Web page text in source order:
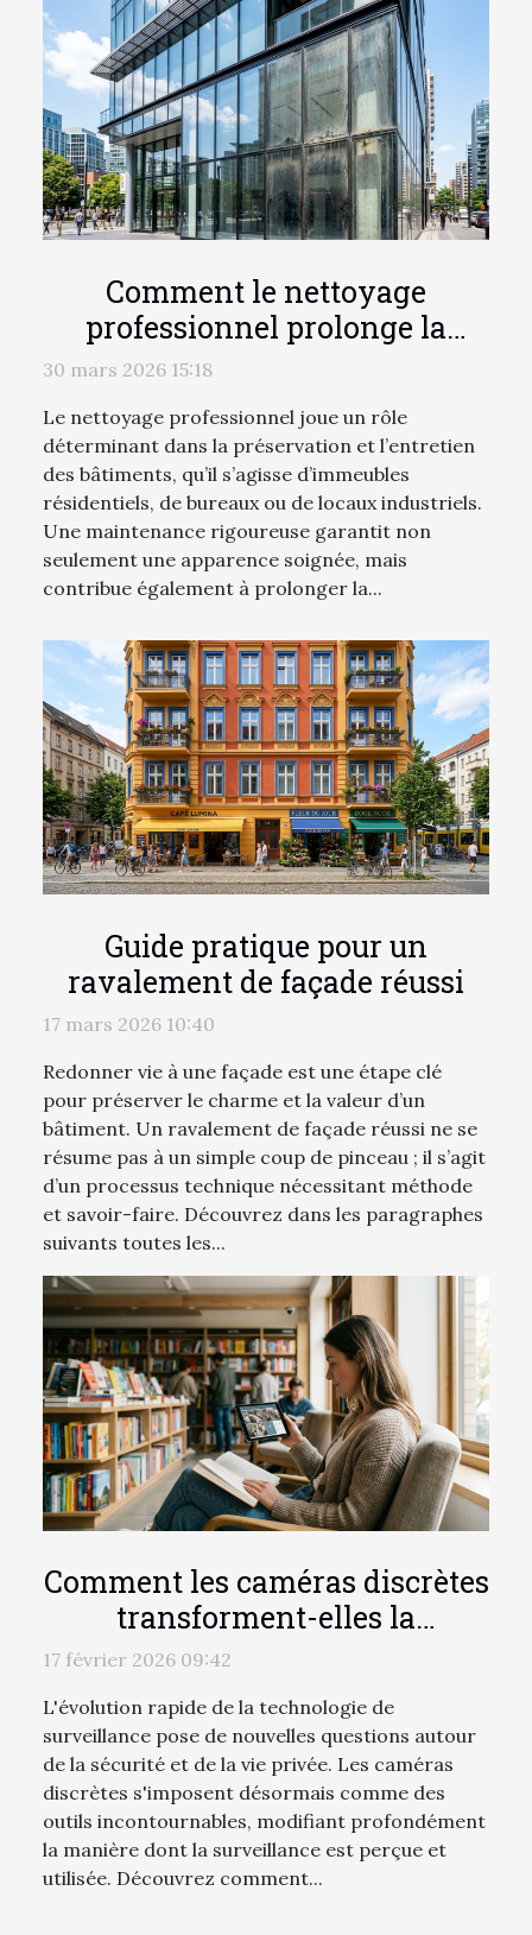
Comment le nettoyage
professionnel prolonge la
durée de vie des bâtiments ?
30 mars 2026 15:18
Le nettoyage professionnel joue un rôle
déterminant dans la préservation et l’entretien
des bâtiments, qu’il s’agisse d’immeubles
résidentiels, de bureaux ou de locaux industriels.
Une maintenance rigoureuse garantit non
seulement une apparence soignée, mais
contribue également à prolonger la...
Guide pratique pour un
ravalement de façade réussi
17 mars 2026 10:40
Redonner vie à une façade est une étape clé
pour préserver le charme et la valeur d’un
bâtiment. Un ravalement de façade réussi ne se
résume pas à un simple coup de pinceau ; il s’agit
d’un processus technique nécessitant méthode
et savoir-faire. Découvrez dans les paragraphes
suivants toutes les...
Comment les caméras discrètes
transforment-elles la
surveillance moderne ?
17 février 2026 09:42
L'évolution rapide de la technologie de
surveillance pose de nouvelles questions autour
de la sécurité et de la vie privée. Les caméras
discrètes s'imposent désormais comme des
outils incontournables, modifiant profondément
la manière dont la surveillance est perçue et
utilisée. Découvrez comment...